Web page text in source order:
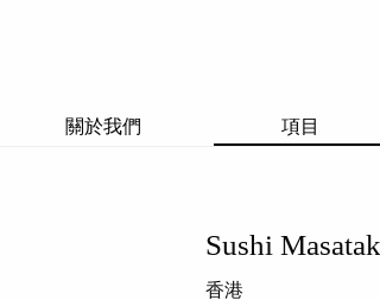
關於我們 項目
Sushi
香港